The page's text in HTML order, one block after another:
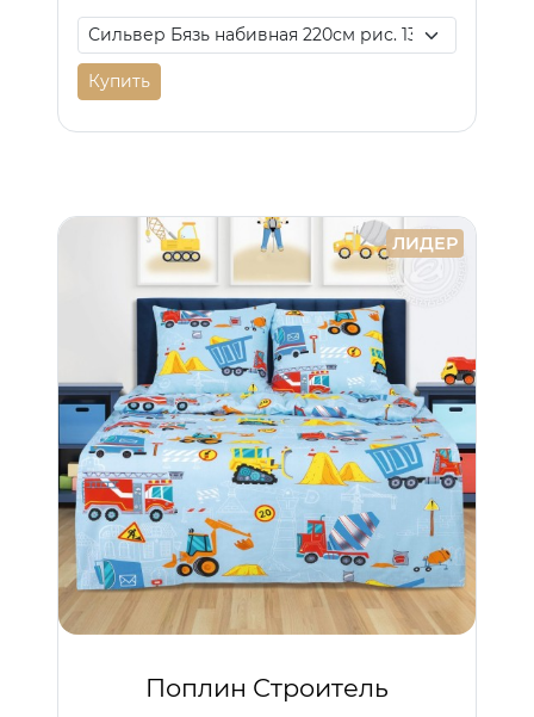
Купить
ЛИДЕР
Поплин Строитель